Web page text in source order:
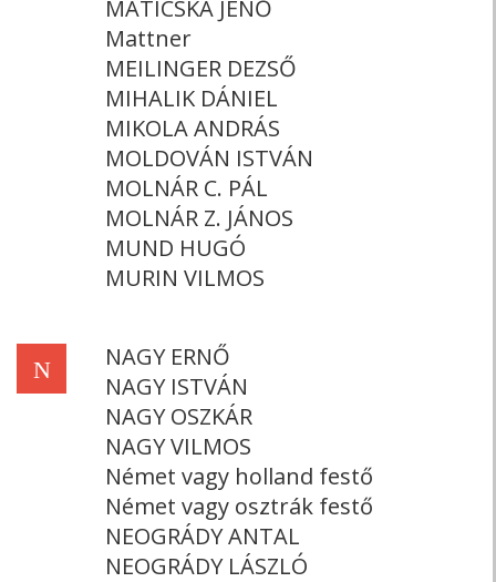
MATICSKA JENŐ
Mattner
MEILINGER DEZSŐ
MIHALIK DÁNIEL
MIKOLA ANDRÁS
MOLDOVÁN ISTVÁN
MOLNÁR C. PÁL
MOLNÁR Z. JÁNOS
MUND HUGÓ
MURIN VILMOS
N
NAGY ERNŐ
NAGY ISTVÁN
NAGY OSZKÁR
NAGY VILMOS
Német vagy holland festő
Német vagy osztrák festő
NEOGRÁDY ANTAL
NEOGRÁDY LÁSZLÓ